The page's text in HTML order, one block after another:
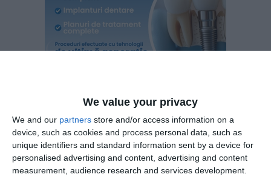
We value your privacy
We and our partners store and/or access information on a
device, such as cookies and process personal data, such as
unique identifiers and standard information sent by a device for
personalised advertising and content, advertising and content
measurement, audience research and services development.
La sondajul au participat 150 de cititori. 49% dintre
respondenți sunt de părere că cea mai bună variantă ar fi
desemnarea și susținerea unui candidat unic, 42% consideră